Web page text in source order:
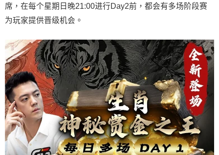
席，在每个星期日晚21:00进行Day2前，都会有多场阶段赛
为玩家提供晋级机会。